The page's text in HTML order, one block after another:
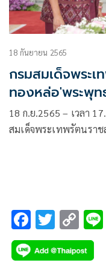
18 กันยายน 2565
กรมสมเด็จพระเ
ทองหล่อ'พระพุท
18 ก.ย.2565 – เวลา
สมเด็จพระเทพรัตนราช
F
ac
e
T
wi
tt
C
o
p